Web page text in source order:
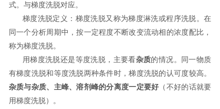
式。与梯度洗脱对应。
梯度洗脱定义：梯度洗脱又称为梯度淋洗或程序洗脱。在
同一个分析周期中，按一定程度不断改变流动相的浓度配比，
称为梯度洗脱。
用梯度洗脱还是等度洗脱，主要看杂质的情况。同一物质
有梯度洗脱和等度洗脱两种条件时，梯度洗脱的认可度较高。
杂质与杂质、主峰、溶剂峰的分离度一定要好（不好的话就要
用梯度洗脱）。